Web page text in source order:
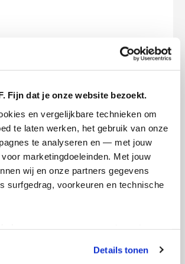
Fijn dat je onze website bezoekt.
en vergelijkbare technieken om
te laten werken, het gebruik van onze
te analyseren en — met jouw
marketingdoeleinden. Met jouw
wij en onze partners gegevens
surfgedrag, voorkeuren en technische
toestemming op elk moment wijzigen of
Details tonen
Streefbedrag
€150
badges